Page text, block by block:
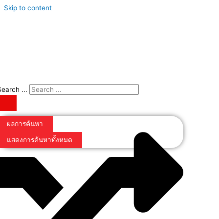
Skip to content
...
ผลการค้นหา
แสดงการค้นหาทั้งหมด